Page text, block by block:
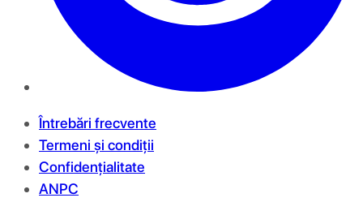
Întrebări frecvente
Termeni și condiții
Confidențialitate
ANPC